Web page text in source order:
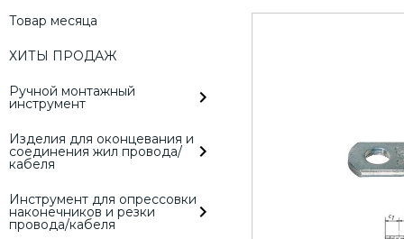
Товар месяца
ХИТЫ ПРОДАЖ
Ручной монтажный
инструмент
Изделия для оконцевания и
соединения жил провода/
кабеля
Инструмент для опрессовки
наконечников и резки
провода/кабеля